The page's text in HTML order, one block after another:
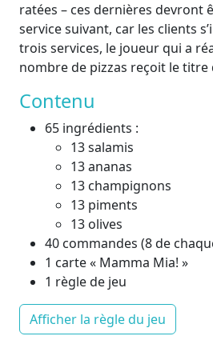
ratées – ces dernières devront
service suivant, car les clients
trois services, le joueur qui a
nombre de pizzas reçoit le titre
Contenu
65 ingrédients :
13 salamis
13 ananas
13 champignons
13 piments
13 olives
40 commandes (8 de
1 carte « Mamma Mia! »
1 règle de jeu
Afficher la règle du jeu